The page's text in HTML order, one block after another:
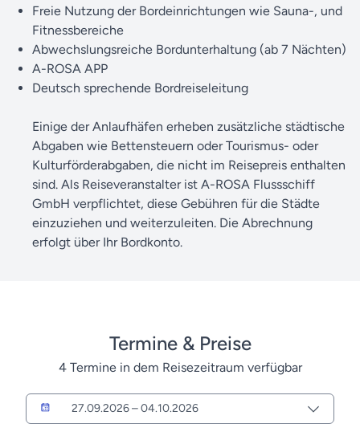
Kleidung: Legere und freundliche Atmosphäre. Mit
klassisch-legerer Kleidung liegen Sie immer richtig.
Bordwährung: Euro. Während der Reise benutzen Sie auf
dem Schiff Ihre Kabinenkarte als bordeigene Kreditkarte.
Maestro/EC- Karte oder mit folgenden Kreditkarten Ihre
Endabrechnung begleichen: American Express,
Mastercard und Visacard. Aus technischen Gründen ist die
Bezahlung mit Geldkarte und Traveller-ChecksKarte leider
nicht möglich.
Trinkgelder: Wenn Sie zufrieden sind, freuen sich die A-
Reise an der Rezeption bereit.
Freie Nutzung der Bordeinrichtungen wie Sauna-, und
Fitnessbereiche
Abwechslungsreiche Bordunterhaltung (ab 7 Nächten)
A-ROSA APP
Deutsch sprechende Bordreiseleitung
Einige der Anlaufhäfen erheben zusätzliche städtische
Abgaben wie Bettensteuern oder Tourismus- oder
Kulturförderabgaben, die nicht im Reisepreis enthalten
sind. Als Reiseveranstalter ist A-ROSA Flussschiff
GmbH verpflichtet, diese Gebühren für die Städte
einzuziehen und weiterzuleiten. Die Abrechnung
erfolgt über Ihr Bordkonto.
Termine & Preise
4 Termine in dem Reisezeitraum verfügbar
27.09.2026 – 04.10.2026